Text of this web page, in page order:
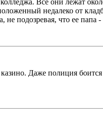
недалеко от
не подозревая, что ее папа -
Даже полиция